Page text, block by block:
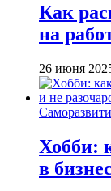
Как
на
26 июня
Хобби:
в